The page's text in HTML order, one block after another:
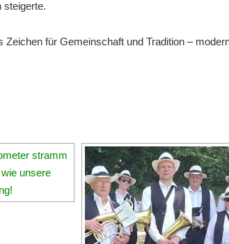
steigerte.
für Gemeinschaft und Tradition –